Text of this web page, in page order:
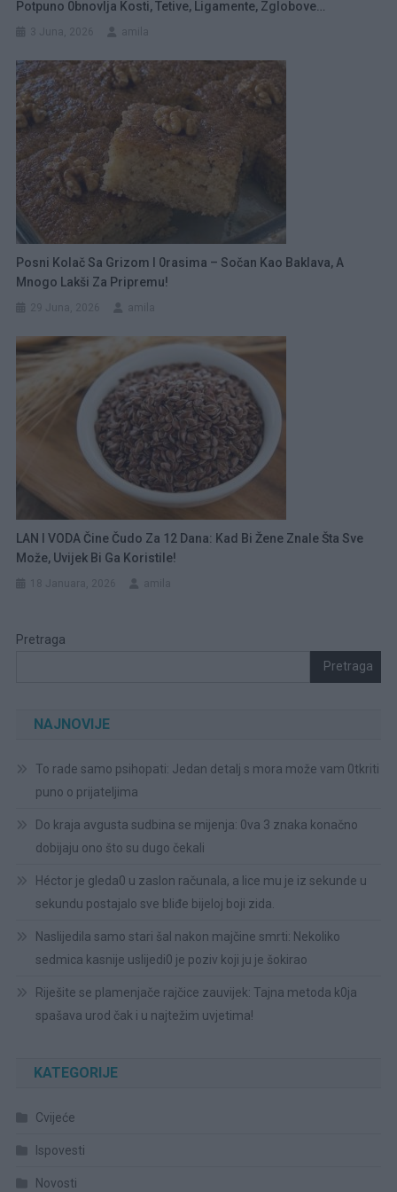
Potpuno 0bnovlja Kosti, Tetive, Ligamente, Zglobove…
Posni Kolač Sa Grizom I 0rasima – Sočan Kao Baklava, A
Mnogo Lakši Za Pripremu!
LAN I VODA Čine Čudo Za 12 Dana: Kad Bi Žene Znale Šta Sve
Može, Uvijek Bi Ga Koristile!
Pretraga
Pretraga
NAJNOVIJE
To rade samo psihopati: Jedan detalj s mora može vam 0tkriti
puno o prijateljima
Do kraja avgusta sudbina se mijenja: 0va 3 znaka konačno
dobijaju ono što su dugo čekali
Héctor je gleda0 u zaslon računala, a lice mu je iz sekunde u
sekundu postajalo sve bliđe bijeloj boji zida.
Naslijedila samo stari šal nakon majčine smrti: Nekoliko
sedmica kasnije uslijedi0 je poziv koji ju je šokirao
Riješite se plamenjače rajčice zauvijek: Tajna metoda k0ja
spašava urod čak i u najtežim uvjetima!
KATEGORIJE
Cvijeće
Ispovesti
Novosti